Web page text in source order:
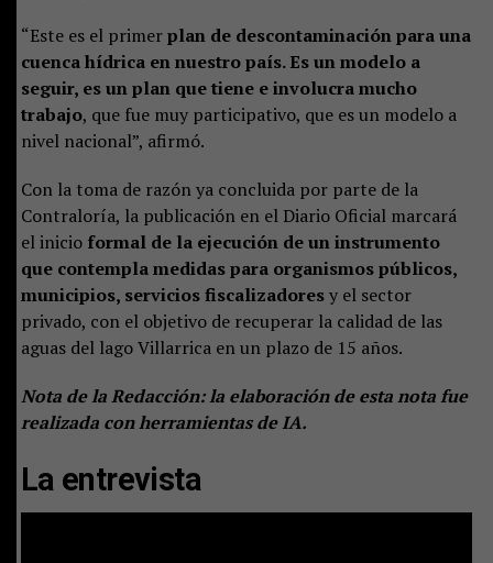
“Este es el primerplan de descontaminación para una
cuenca hídrica en nuestro país. Es un modelo a
seguir, es un plan que tiene e involucra mucho
trabajo, que fue muy participativo, que es un modelo a
nivel nacional”, afirmó.
Con la toma de razón ya concluida por parte de la
Contraloría, la publicación en el Diario Oficial marcará
el inicio formal de la ejecución de un instrumento
que contempla medidas para organismos públicos,
municipios, servicios fiscalizadoresy el sector
privado, con el objetivo de recuperar la calidad de las
aguas del lago Villarrica en un plazo de 15 años.
Nota de la Redacción: la elaboración de esta nota fue
realizada con herramientas de IA.
La entrevista